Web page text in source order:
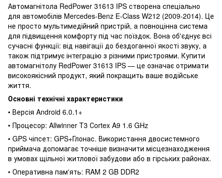
Автомагнітола RedPower 31613 IPS створена спеціально
для автомобілів Mercedes-Benz E-Class W212 (2009-2014). Це
не просто мультимедійний пристрій, а повноцінна система
для підвищення комфорту під час поїздок. Вона об'єднує всі
сучасні функції: від навігації до бездоганної якості звуку, а
також підтримує інтеграцію з різними пристроями. Купити
автомагнітолу RedPower 31613 IPS — це означає отримати
високоякісний продукт, який покращить ваше водійське
життя.
Основні технічні характеристики
• Версія Android 6.0.1+
• Процесор: Allwinner T3 Сortex A9 1.6 GHz
• GPS чіпсет: GPS+Глонас. Використання двосистемного
приймача допомагає точніше визначити місцезнаходження
в умовах щільної житлової забудови або в гірських районах.
• Оперативна пам'ять: RAM 2 GB DDR2